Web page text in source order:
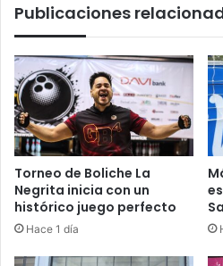
Publicaciones
Torneo de Boliche La
Negrita inicia con un
histórico juego perfecto
Hace 1 día